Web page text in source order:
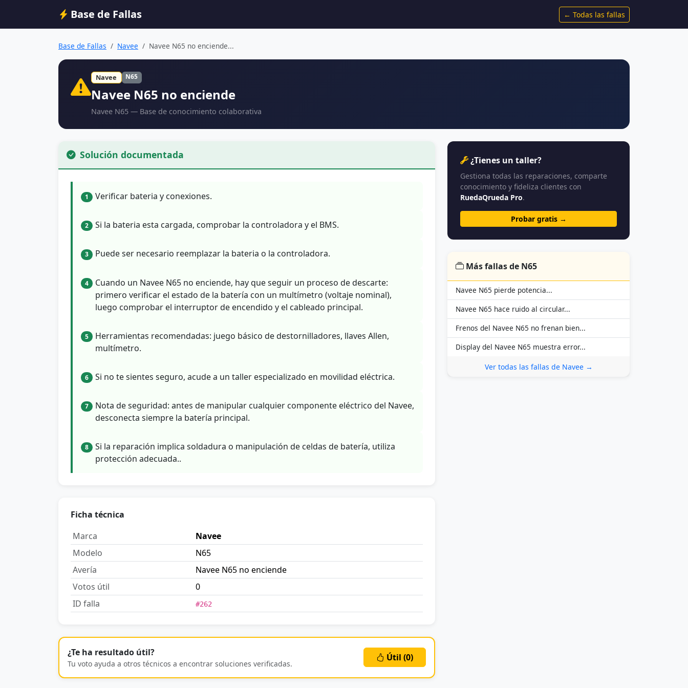
Base de Fallas ← Todas las fallas
Base de Fallas Navee Navee N65 no enciende...
Navee N65
Navee N65 no enciende
Navee N65 — Base de conocimiento colaborativa
Solución documentada
1 Verificar bateria y conexiones.
2 Si la bateria esta cargada, comprobar la controladora y el BMS.
3 Puede ser necesario reemplazar la bateria o la controladora.
4
Cuando un Navee N65 no enciende, hay que seguir un proceso de descarte:
primero verificar el estado de la batería con un multímetro (voltaje nominal),
luego comprobar el interruptor de encendido y el cableado principal.
5
Herramientas recomendadas: juego básico de destornilladores, llaves Allen,
multímetro.
6 Si no te sientes seguro, acude a un taller especializado en movilidad eléctrica.
7
Nota de seguridad: antes de manipular cualquier componente eléctrico del Navee,
desconecta siempre la batería principal.
8
Si la reparación implica soldadura o manipulación de celdas de batería, utiliza
protección adecuada..
Ficha técnica
Marca
Navee
Modelo
N65
Avería
Navee N65 no enciende
Votos útil
0
ID falla
#262
¿Te ha resultado útil?
Tu voto ayuda a otros técnicos a encontrar soluciones verificadas.
Útil (0)
¿Tienes un taller?
Gestiona todas las reparaciones, comparte
conocimiento y fideliza clientes con
RuedaQrueda Pro.
Probar gratis →
Más fallas de N65
Navee N65 pierde potencia...
Navee N65 hace ruido al circular...
Frenos del Navee N65 no frenan bien...
Display del Navee N65 muestra error...
Ver todas las fallas de Navee →